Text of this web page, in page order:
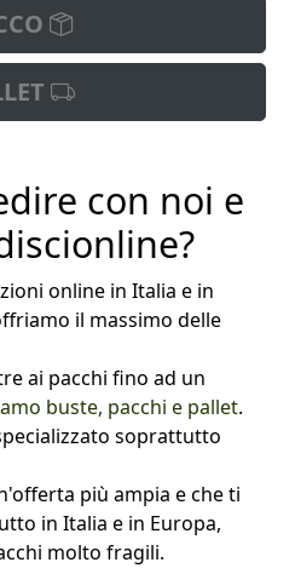
con noi e
online in Italia e in
il massimo delle
ai pacchi fino ad un
buste, pacchi e pallet.
soprattutto
più ampia e che ti
in Italia e in Europa,
molto fragili.